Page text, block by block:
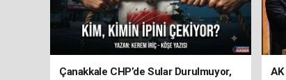
Çanakkale CHP’de Sular Durulmuyor,
AK